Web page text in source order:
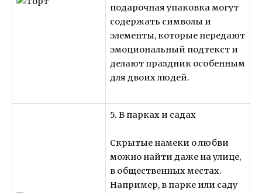
подарочная упаковка могут
содержать символы и
элементы, которые передают
эмоциональный подтекст и
делают праздник особенным
для двоих людей.
5. В парках и садах
Скрытые намеки о любви
можно найти даже на улице,
в общественных местах.
Например, в парке или саду